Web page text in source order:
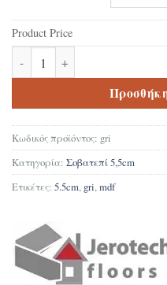
Product Price
Κωδικός προϊόντος: gri
Κατηγορία: Σοβατεπί 5,5cm
Ετικέτες: 5.5cm, gri,mdf